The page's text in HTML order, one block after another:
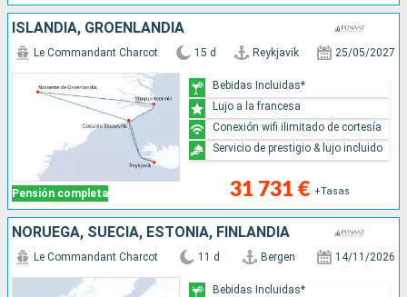
ISLANDIA, GROENLANDIA
Pensión completa
Le Commandant Charcot 15 d Reykjavik 25/05/2027
31 731 € +Tasas
Bebidas Incluidas*
Lujo a la francesa
Conexión wifi ilimitado de cortesía
Servicio de prestigio & lujo incluido
NORUEGA, SUECIA, ESTONIA, FINLANDIA
Le Commandant Charcot 11 d Bergen 14/11/2026
Bebidas Incluidas*